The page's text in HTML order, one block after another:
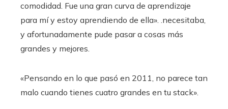
comodidad. Fue una gran curva de aprendizaje
para mí y estoy aprendiendo de ella». .necesitaba,
y afortunadamente pude pasar a cosas más
grandes y mejores.
«Pensando en lo que pasó en 2011, no parece tan
malo cuando tienes cuatro grandes en tu stack».